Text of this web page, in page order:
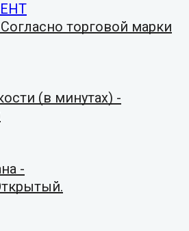
торговой марки
(в минутах) -
-